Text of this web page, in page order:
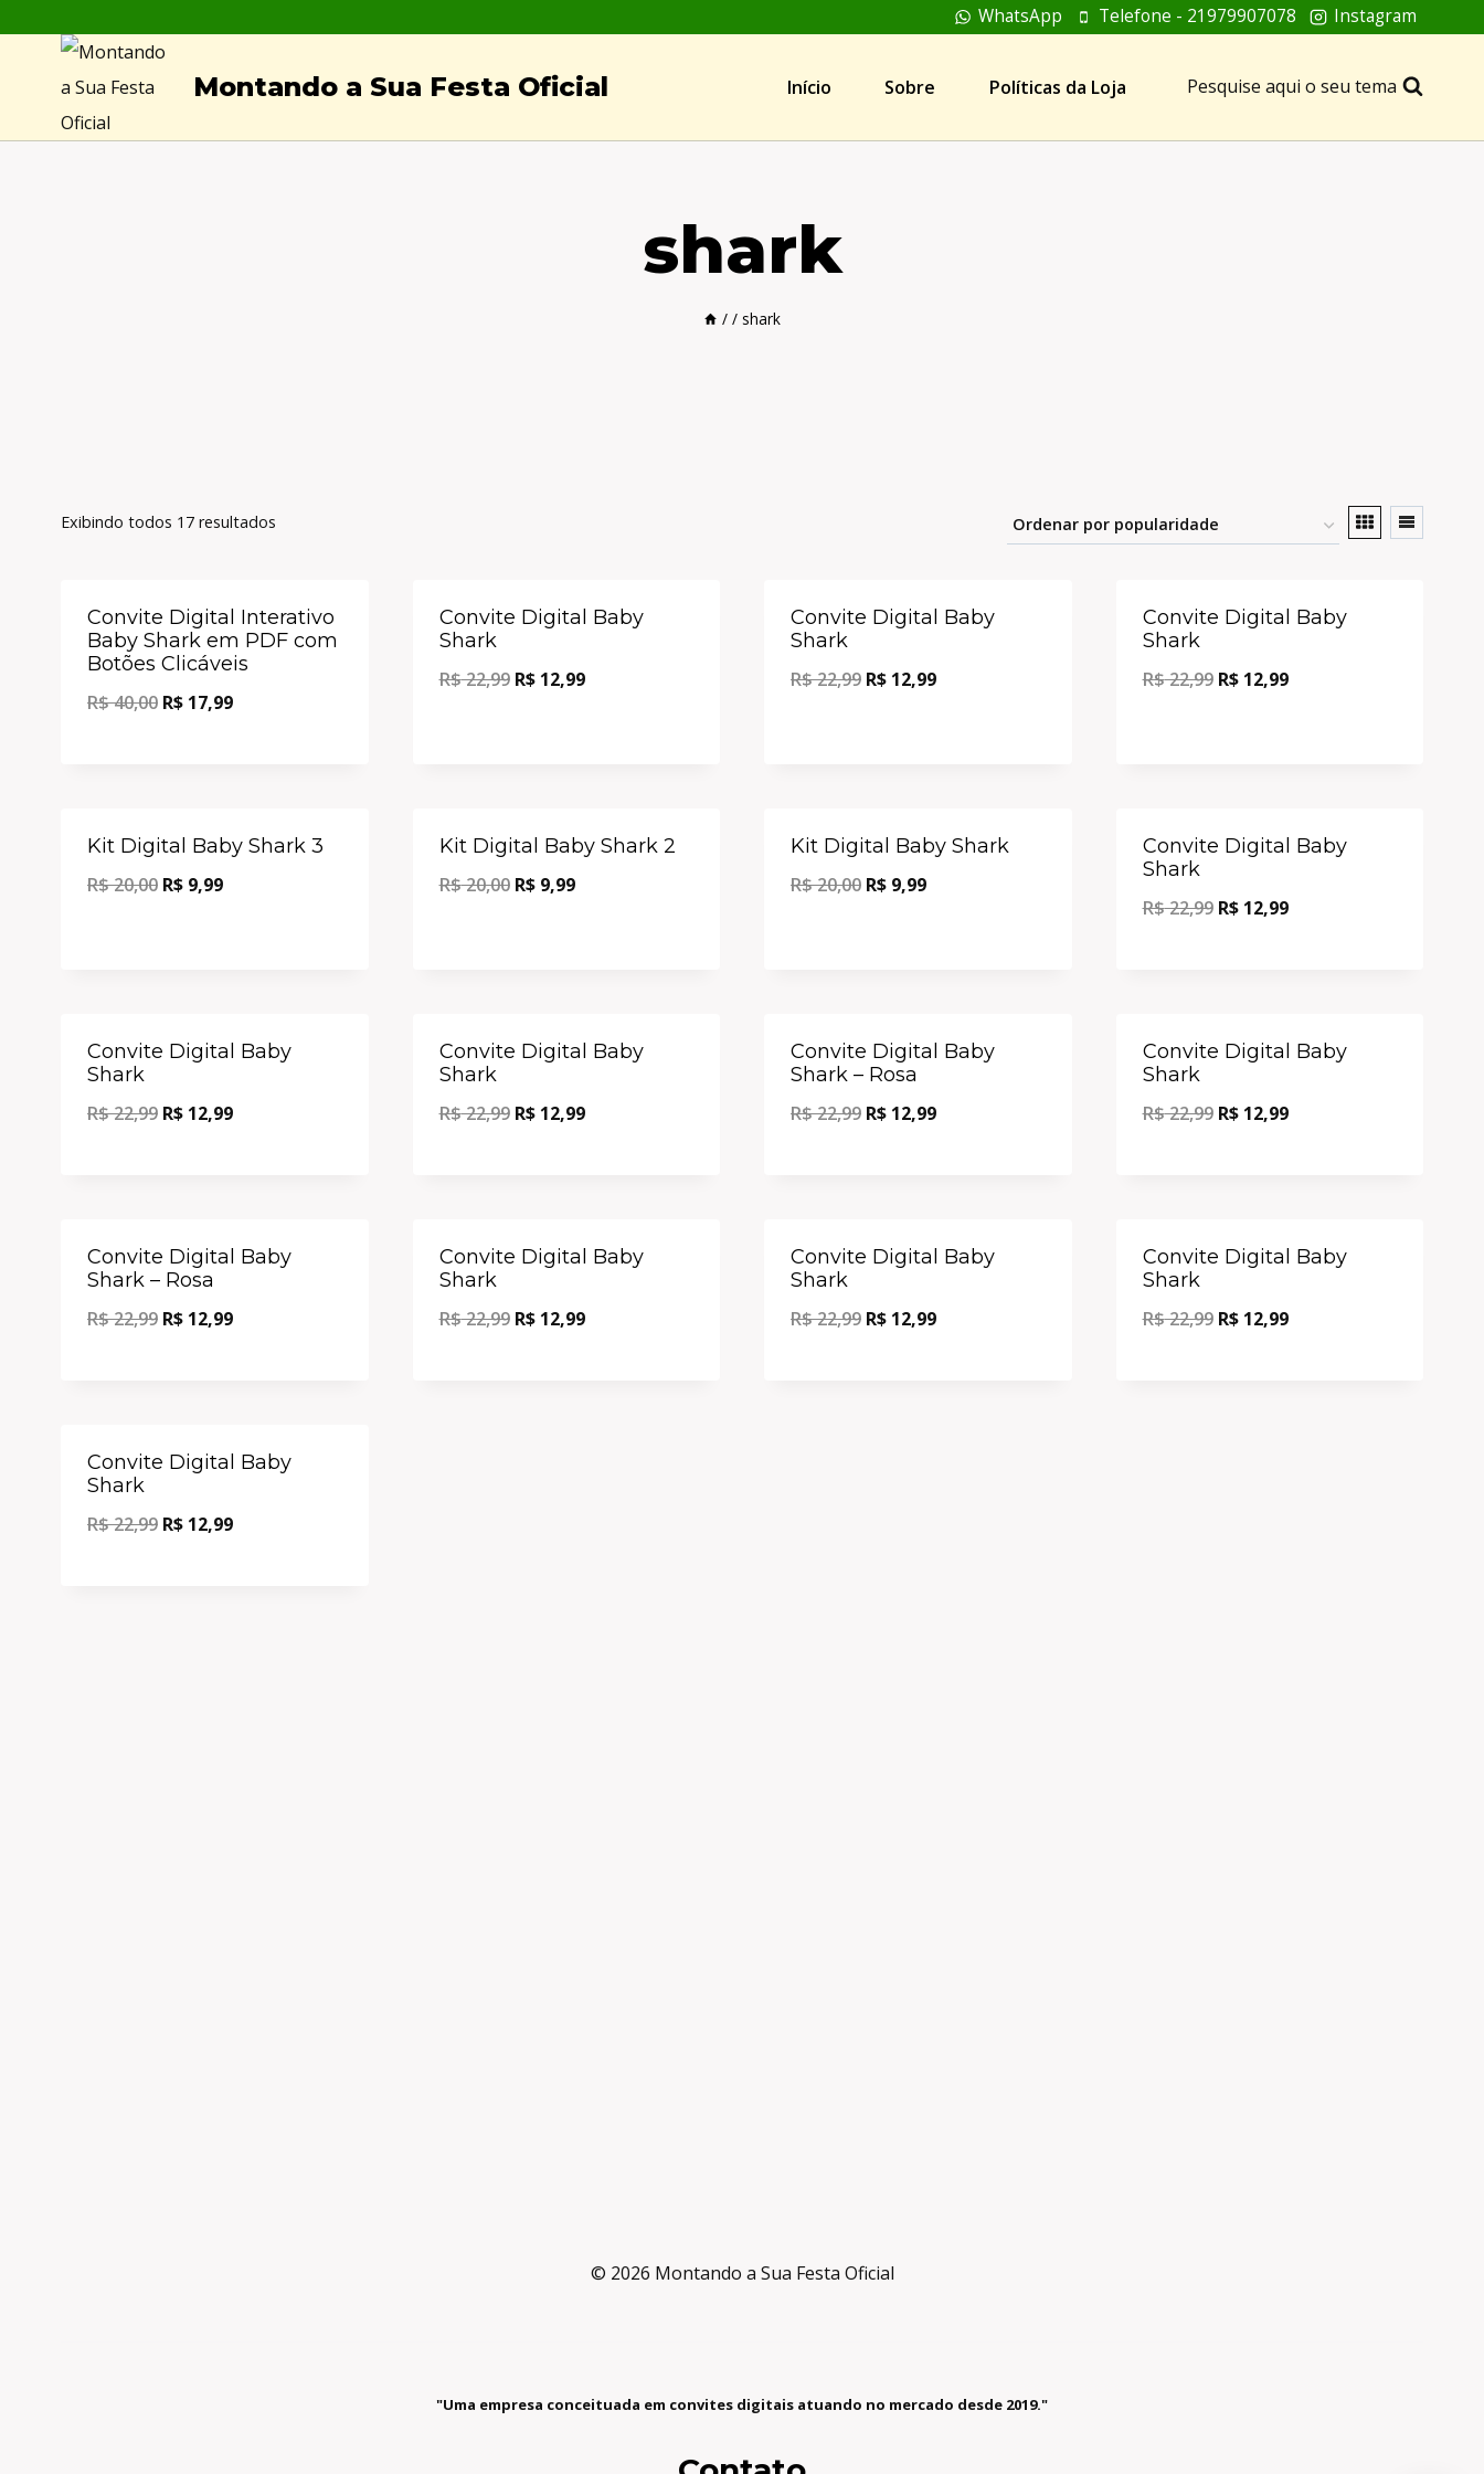
content
WhatsApp Telefone - 21979907078 Instagram
Montando a Sua Festa Oficial Início Sobre Políticas da Loja Pesquise aqui o seu tema
shark
/ / shark
Exibindo todos 17 resultados
Convite Digital Interativo
Baby Shark em PDF com
Botões Clicáveis
R$40,00 R$ 17,99
Convite Digital Baby
Shark
R$22,99 R$12,99
Convite Digital Baby
Shark
R$22,99 R$ 12,99
Convite Digital Baby
Shark
R$22,99 R$12,99
Kit Digital Baby Shark 3
R$20,00 R$ 9,99
Kit Digital Baby Shark 2
R$20,00 R$9,99
Kit Digital Baby Shark
R$20,00 R$ 9,99
Convite Digital Baby
Shark
R$22,99 R$12,99
Convite Digital Baby
Shark
R$22,99 R$ 12,99
Convite Digital Baby
Shark
R$22,99 R$12,99
Convite Digital Baby
Shark – Rosa
R$22,99 R$ 12,99
Convite Digital Baby
Shark
R$22,99 R$12,99
Convite Digital Baby
Shark – Rosa
R$22,99 R$ 12,99
Convite Digital Baby
Shark
R$22,99 R$12,99
Convite Digital Baby
Shark
R$22,99 R$ 12,99
Convite Digital Baby
Shark
R$22,99 R$12,99
Convite Digital Baby
Shark
R$22,99 R$ 12,99
© 2026 Montando a Sua Festa Oficial
"Uma empresa conceituada em convites digitais atuando no mercado desde 2019."